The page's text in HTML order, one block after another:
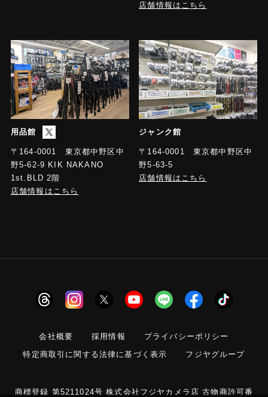
店舗情報はこちら
用品館
〒164-0001 東京都中野区中
野5-62-9 KIK NAKANO
1st.BLD 2階
店舗情報はこちら
ジャンク館
〒164-0001 東京都中野区中
野5-63-5
店舗情報はこちら
会社概要 採用情報
プライバシーポリシー
特定商取引に関する法律に基づく表示
フジヤグループ
商標登録 第5211024号 株式会社フジヤカメラ店 古物商許可番